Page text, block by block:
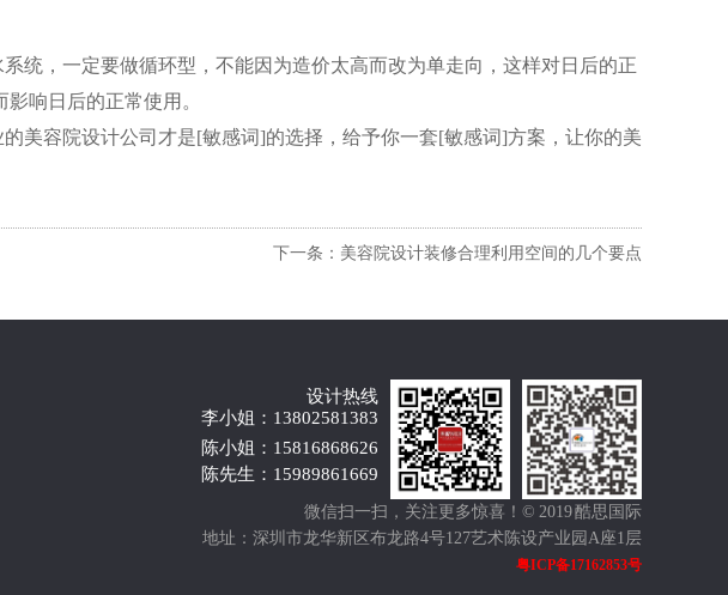
统，一定要做循环型，不能因为造价太高而改为单走向，这样对日后的正
响日后的正常使用。
美容院设计公司才是[敏感词]的选择，给予你一套[敏感词]方案，让你的美
下一条：美容院设计装修合理利用空间的几个要点
设计热线
李小姐：13802581383
陈小姐：15816868626
陈先生：15989861669
微信扫一扫，关注更多惊喜！ © 2019 酷思国际
地址：深圳市龙华新区布龙路4号127艺术陈设产业园A座1层
粤ICP备17162853号